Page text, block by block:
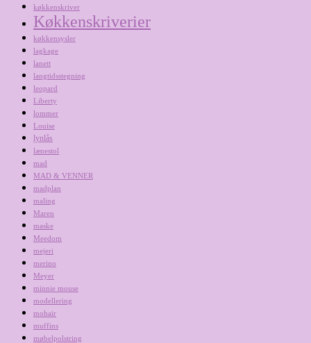
køkkenskriver
Køkkenskriverier
køkkensysler
lagkage
lanett
langtidsstegning
leopard
Liberty
lommer
Louise
lynlås
lænestol
mad
MAD & VENNER
madplan
maling
Maren
maske
Meedom
mejeri
merino
Meyer
minnie mouse
modellering
mohair
muffins
møbelpolstring